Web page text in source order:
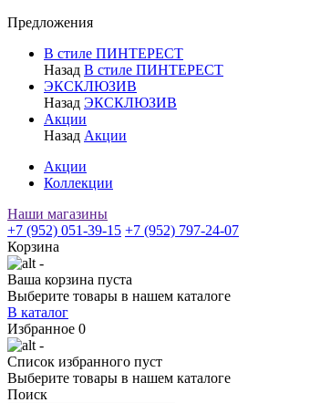
Предложения
В стиле ПИНТЕРЕСТ
Назад В стиле ПИНТЕРЕСТ
ЭКСКЛЮЗИВ
Назад ЭКСКЛЮЗИВ
Акции
Назад Акции
Акции
Коллекции
Наши магазины
+7 (952) 051-39-15 +7 (952) 797-24-07
Корзина
-
Ваша корзина пуста
Выберите товары в нашем каталоге
В каталог
Избранное 0
-
Список избранного пуст
Выберите товары в нашем каталоге
Поиск